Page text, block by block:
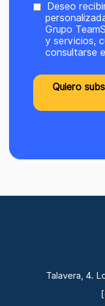
Deseo
Grupo
y servicios,
consultarse
Talavera, 4.